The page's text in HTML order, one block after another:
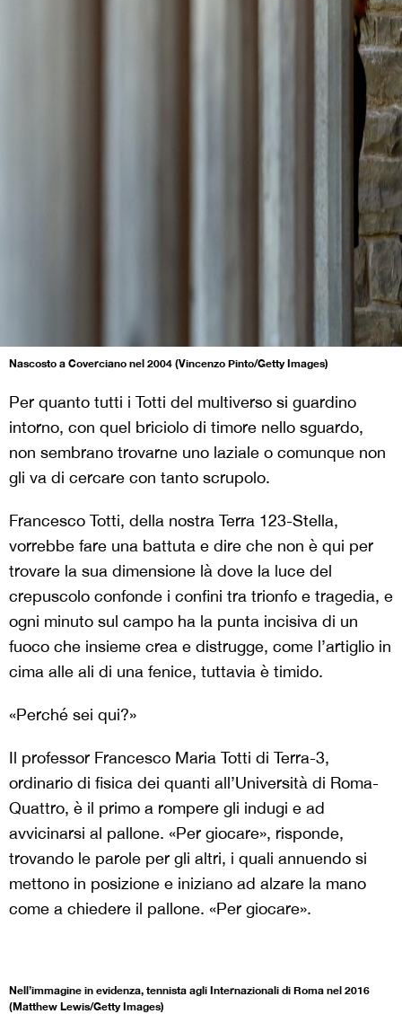
Nascosto a Coverciano nel 2004 (Vincenzo Pinto/Getty Images)
Per quanto tutti i Totti del multiverso si guardino
intorno, con quel briciolo di timore nello sguardo,
non sembrano trovarne uno laziale o comunque non
gli va di cercare con tanto scrupolo.
Francesco Totti, della nostra Terra 123-Stella,
vorrebbe fare una battuta e dire che non è qui per
trovare la sua dimensione là dove la luce del
crepuscolo confonde i confini tra trionfo e tragedia, e
ogni minuto sul campo ha la punta incisiva di un
fuoco che insieme crea e distrugge, come l’artiglio in
cima alle ali di una fenice, tuttavia è timido.
«Perché sei qui?»
Il professor Francesco Maria Totti di Terra-3,
ordinario di fisica dei quanti all’Università di Roma-
Quattro, è il primo a rompere gli indugi e ad
avvicinarsi al pallone. «Per giocare», risponde,
trovando le parole per gli altri, i quali annuendo si
mettono in posizione e iniziano ad alzare la mano
come a chiedere il pallone. «Per giocare».
Nell’immagine in evidenza, tennista agli Internazionali di Roma nel 2016
(Matthew Lewis/Getty Images)